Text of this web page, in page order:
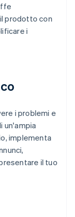
prodotto con
i
i problemi e
un'ampia
implementa
il tuo